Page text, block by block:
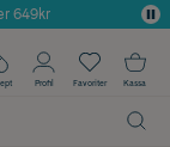
649kr
Profil Favoriter Kassa